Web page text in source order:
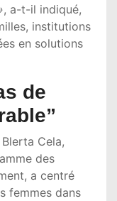
, a-t-il indiqué,
institutions
en solutions
de
Blerta Cela,
des
, a centré
femmes dans